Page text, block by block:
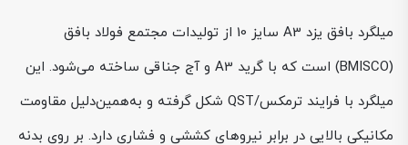
میلگرد بافق یزد A3 سایز 10 از تولیدات مجتمع فولاد بافق
(BMISCO) است که با گرید A3 و آج جناقی ساخته می‌شود. این
میلگرد با فرایند ترمکس/QST شکل گرفته و به‌همین‌دلیل مقاومت
مکانیکی بالایی در برابر نیروهای کششی و فشاری دارد. بر روی بدنه